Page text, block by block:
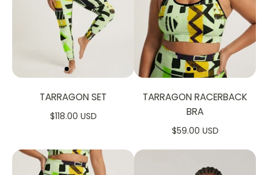
TARRAGON SET
$118.00 USD
TARRAGON RACERBACK
BRA
$59.00 USD